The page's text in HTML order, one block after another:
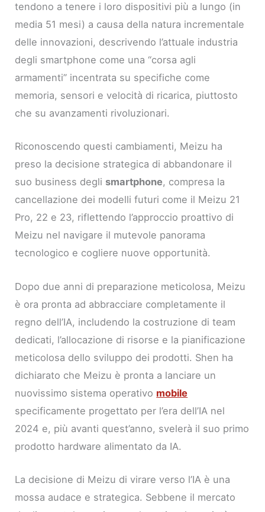
tendono a tenere i loro dispositivi più a lungo (in
media 51 mesi) a causa della natura incrementale
delle innovazioni, descrivendo l’attuale industria
degli smartphone come una “corsa agli
armamenti” incentrata su specifiche come
memoria, sensori e velocità di ricarica, piuttosto
che su avanzamenti rivoluzionari.
Riconoscendo questi cambiamenti, Meizu ha
preso la decisione strategica di abbandonare il
suo business degli smartphone, compresa la
cancellazione dei modelli futuri come il Meizu 21
Pro, 22 e 23, riflettendo l’approccio proattivo di
Meizu nel navigare il mutevole panorama
tecnologico e cogliere nuove opportunità.
Dopo due anni di preparazione meticolosa, Meizu
è ora pronta ad abbracciare completamente il
regno dell’IA, includendo la costruzione di team
dedicati, l’allocazione di risorse e la pianificazione
meticolosa dello sviluppo dei prodotti. Shen ha
dichiarato che Meizu è pronta a lanciare un
nuovissimo sistema operativo mobile
specificamente progettato per l’era dell’IA nel
2024 e, più avanti quest’anno, svelerà il suo primo
prodotto hardware alimentato da IA.
La decisione di Meizu di virare verso l’IA è una
mossa audace e strategica. Sebbene il mercato